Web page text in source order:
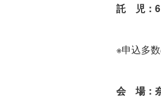
託 児：6
※申込多
会 場：